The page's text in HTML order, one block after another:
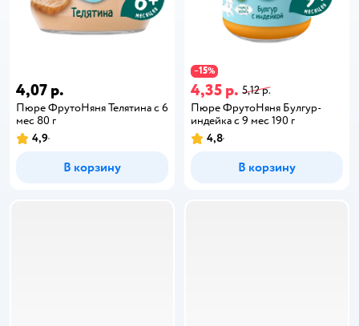
4,07 р.
Пюре ФрутоНяня Телятина с 6
мес 80 г
4,9
В корзину
−15%
4,35 р. 5,12 р.
Пюре ФрутоНяня Булгур-
индейка с 9 мес 190 г
4,8
В корзину